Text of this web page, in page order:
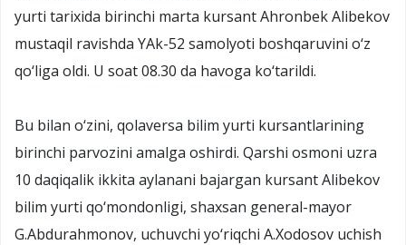
yurti tarixida birinchi marta kursant Ahronbek Alibekov
mustaqil ravishda YAk-52 samolyoti boshqaruvini o‘z
qo‘liga oldi. U soat 08.30 da havoga ko‘tarildi.
Bu bilan o‘zini, qolaversa bilim yurti kursantlarining
birinchi parvozini amalga oshirdi. Qarshi osmoni uzra
10 daqiqalik ikkita aylanani bajargan kursant Alibekov
bilim yurti qo‘mondonligi, shaxsan general-mayor
G.Abdurahmonov, uchuvchi yo‘riqchi A.Xodosov uchish